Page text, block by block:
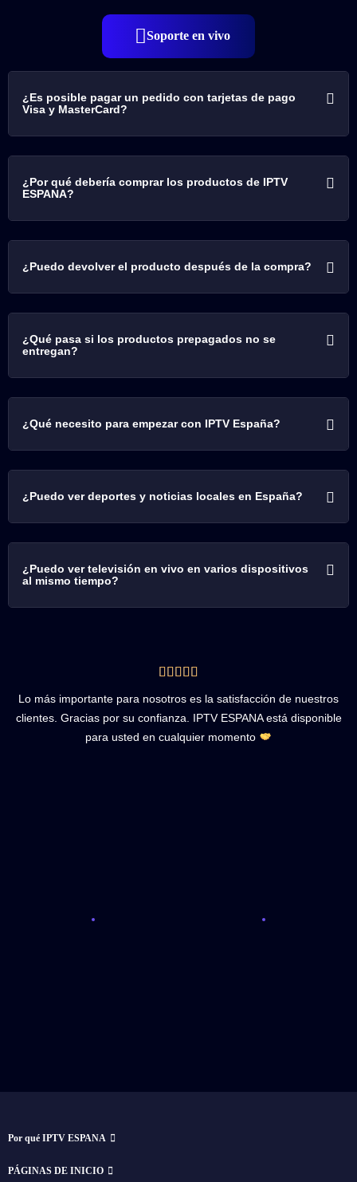
Soporte en vivo
¿Es posible pagar un pedido con tarjetas de pago
Visa y MasterCard?
¿Por qué debería comprar los productos de IPTV
ESPANA?
¿Puedo devolver el producto después de la compra?
¿Qué pasa si los productos prepagados no se
entregan?
¿Qué necesito para empezar con IPTV España?
¿Puedo ver deportes y noticias locales en España?
¿Puedo ver televisión en vivo en varios dispositivos
al mismo tiempo?
Lo más importante para nosotros es la satisfacción de nuestros
clientes. Gracias por su confianza. IPTV ESPANA está disponible
para usted en cualquier momento
Por qué IPTV ESPANA
PÁGINAS DE INICIO